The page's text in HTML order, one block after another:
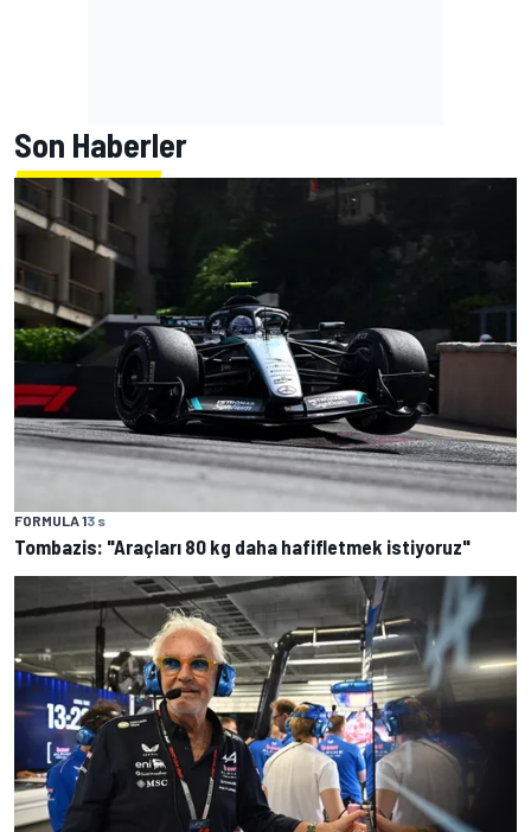
Son Haberler
FORMULA 13 s
Tombazis: "Araçları 80 kg daha hafifletmek istiyoruz"